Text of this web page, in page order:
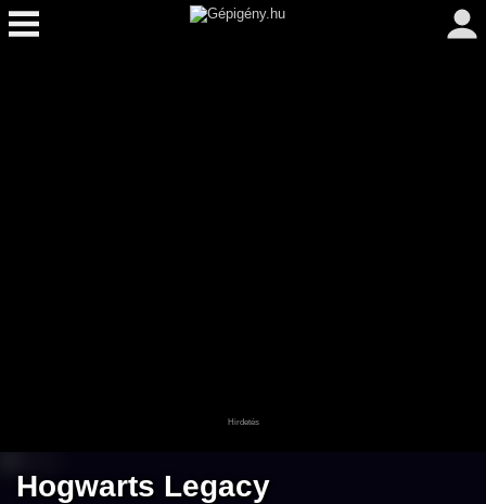
Hogwarts Legacy